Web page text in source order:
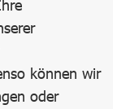
können wir
oder